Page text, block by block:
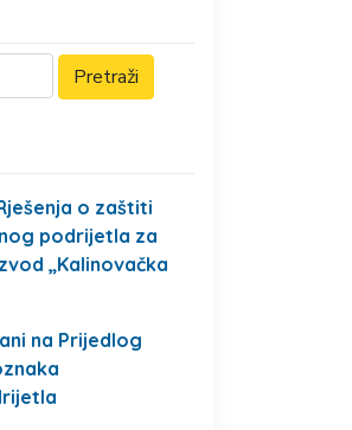
o zaštiti
podrijetla za
„Kalinovačka
na Prijedlog